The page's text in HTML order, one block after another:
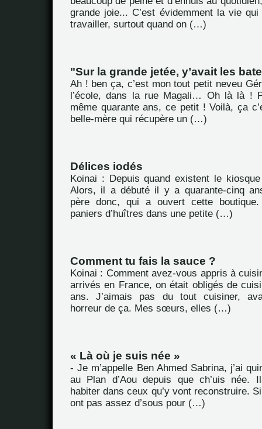
grande joie... C’est évidemment la vie
travailler, surtout quand on (…)
"Sur la grande jetée, y’avait les
Ah ! ben ça, c’est mon tout petit neveu
l’école, dans la rue Magali… Oh là là !
même quarante ans, ce petit ! Voilà, ça
belle-mère qui récupère un (…)
Délices iodés
Koinai : Depuis quand existent le
Alors, il a débuté il y a quarante-cinq
père donc, qui a ouvert cette
paniers d’huîtres dans une petite (…)
Comment tu fais la sauce ?
Koinai : Comment avez-vous appris à
arrivés en France, on était obligés de
ans. J’aimais pas du tout cuisiner,
horreur de ça. Mes sœurs, elles (…)
« Là où je suis née »
- Je m’appelle Ben Ahmed Sabrina, j’ai
au Plan d’Aou depuis que ch’uis née.
habiter dans ceux qu’y vont reconstruire.
ont pas assez d’sous pour (…)